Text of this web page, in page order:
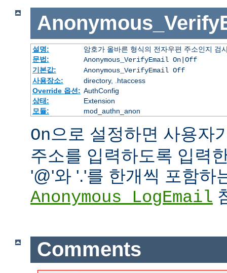
설명:
암호가 올바른 형식의 전자우편 주소인지 검
문법:
Anonymous_VerifyEmail On|Off
기본값:
Anonymous_VerifyEmail Off
사용장소:
directory, .htaccess
Override 옵션: AuthConfig
상태:
Extension
모듈:
mod_authn_anon
On으로 설정하면 사용자
주소를 입력하도록 입력
'@'와 '.'를 한개씩 포함하
Anonymous_LogEmail
Comments